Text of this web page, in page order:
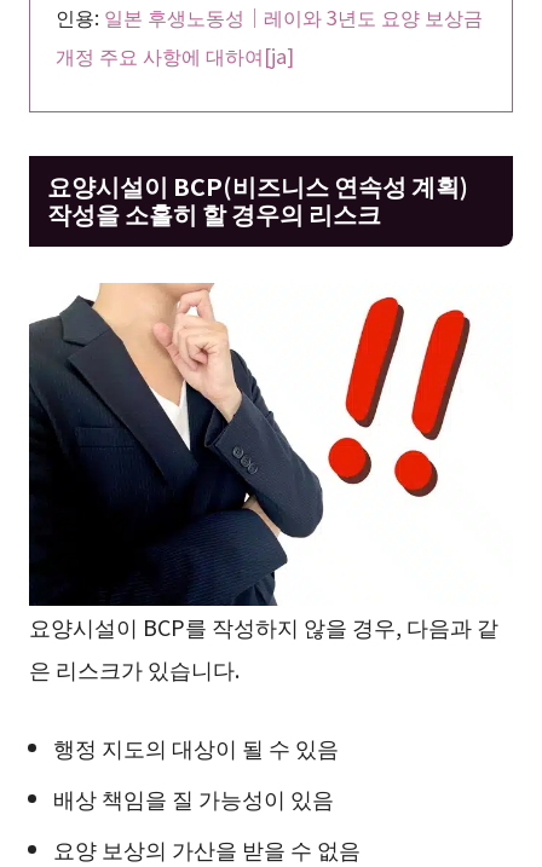
인용: 일본 후생노동성｜레이와 3년도 요양 보상금
개정 주요 사항에 대하여[ja]
요양시설이 BCP(비즈니스 연속성 계획)
작성을 소홀히 할 경우의 리스크
요양시설이 BCP를 작성하지 않을 경우, 다음과 같
은 리스크가 있습니다.
행정 지도의 대상이 될 수 있음
배상 책임을 질 가능성이 있음
요양 보상의 가산을 받을 수 없음